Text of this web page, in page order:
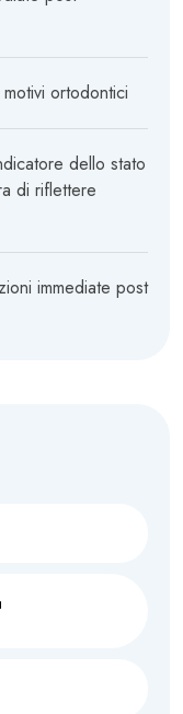
ortodontici
dello stato
di riflettere
immediate post